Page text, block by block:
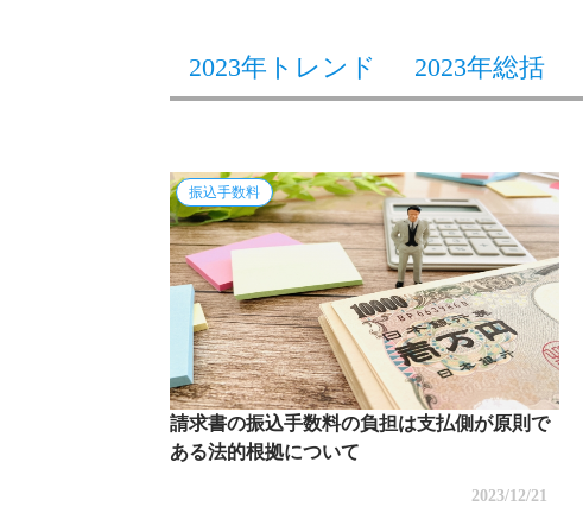
2023年トレンド 2023年総括
振込手数料
請求書の振込手数料の負担は支払側が原則で
ある法的根拠について
2023/12/21